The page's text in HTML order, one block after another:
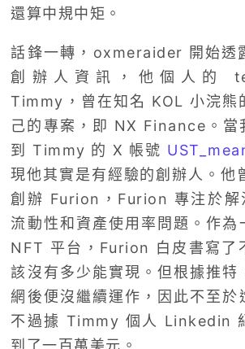
還算中規中矩。
話鋒一轉，oxmeraider 開始透
創辦人資訊，他個人的
Timmy，曾在知名 KOL 小浣熊
己的專案，即 NX Finance。當
到 Timmy 的 X 帳號
現他其實是有經驗的創辦人。
創辦 Furion，Furion 專注於解
流動性和資產使用率問題。作為
NFT 平台，Furion 白皮書寫了
該沒有多少能實現。但根據推特
網後便沒繼續運作，因此不至於
不過據 Timmy 個人 Linkedin
到了一百萬美元。